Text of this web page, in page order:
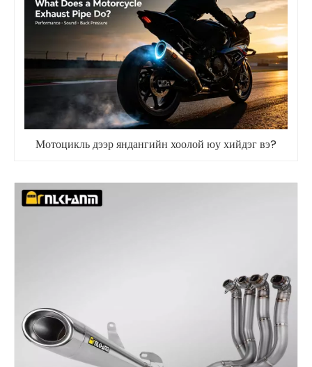
Мотоцикль дээр яндангийн хоолой юу хийдэг вэ?